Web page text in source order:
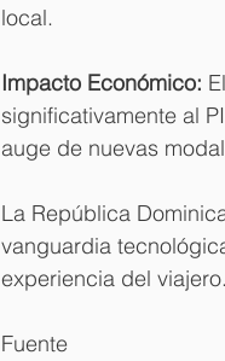
local.
Impacto Económico:
significativamente al
auge de nuevas
La República
vanguardia
experiencia del viajero.
Fuente